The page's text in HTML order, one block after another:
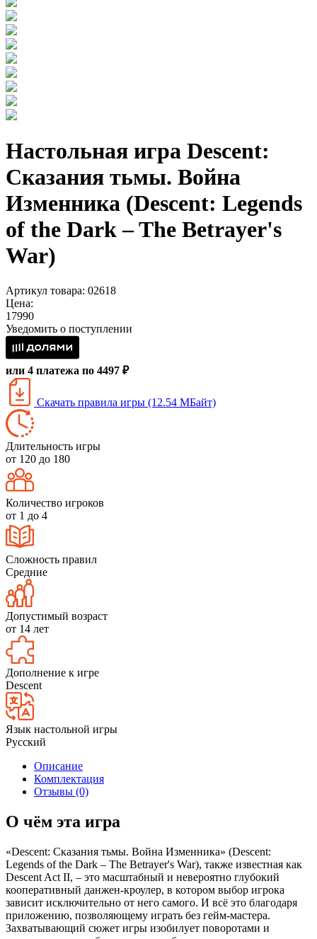
Настольная игра Descent:
Сказания тьмы. Война
Изменника (Descent: Legends
of the Dark – The Betrayer's
War)
Артикул товара: 02618
Цена:
17990
Уведомить о поступлении
или 4 платежа по 4497 ₽
Скачать правила игры (12.54 МБайт)
Длительность игры
от 120 до 180
Количество игроков
от 1 до 4
Сложность правил
Средние
Допустимый возраст
от 14 лет
Дополнение к игре
Descent
Язык настольной игры
Русский
Описание
Комплектация
Отзывы (0)
О чём эта игра
«Descent: Сказания тьмы. Война Изменника» (Descent:
Legends of the Dark – The Betrayer's War), также известная как
Descent Act II, – это масштабный и невероятно глубокий
кооперативный данжен-кроулер, в котором выбор игрока
зависит исключительно от него самого. И всё это благодаря
приложению, позволяющему играть без гейм-мастера.
Захватывающий сюжет игры изобилует поворотами и